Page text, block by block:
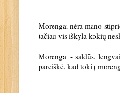
Morengai nėra mano
tačiau vis iškyla kokių
Morengai - saldūs,
pareiškė, kad tokių